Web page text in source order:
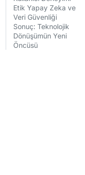
Etik Yapay Zeka ve
Veri Güvenliği
Sonuç: Teknolojik
Dönüşümün Yeni
Öncüsü